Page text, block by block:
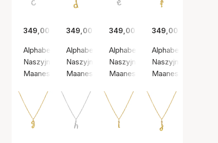
349,00 zł
Alphabet Necklace C
Naszyjnik, Kolor srebrny / Srebro próby 925
Maanesten
349,00 zł
Alphabet Necklace D
Naszyjnik, Złoty kolor / Pozłacane srebro
Maanesten
349,00 zł
Alphabet Necklace E
Naszyjnik, Kolor srebrny /
Maanesten
349,00 zł
Alphabet Necklace
Naszyjnik, Złoty
Maanesten